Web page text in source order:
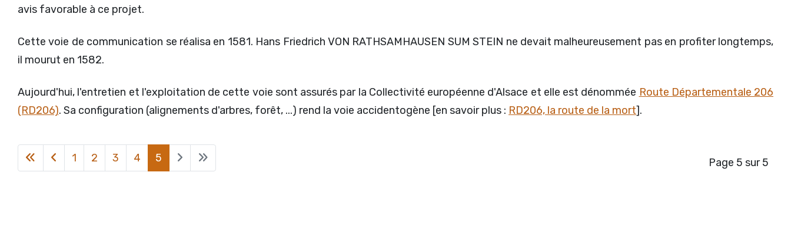
avis favorable à ce projet.
Cette voie de communication se réalisa en 1581. Hans Friedrich VON RATHSAMHAUSEN SUM STEIN ne devait malheureusement pas en profiter longtemps,
il mourut en 1582.
Aujourd'hui, l'entretien et l'exploitation de cette voie sont assurés par la Collectivité européenne d'Alsace et elle est dénommée Route Départementale 206
(RD206). Sa configuration (alignements d'arbres, forêt, ...) rend la voie accidentogène [en savoir plus : RD206, la route de la mort].
Page 5 sur 5
1 2 3 4 5